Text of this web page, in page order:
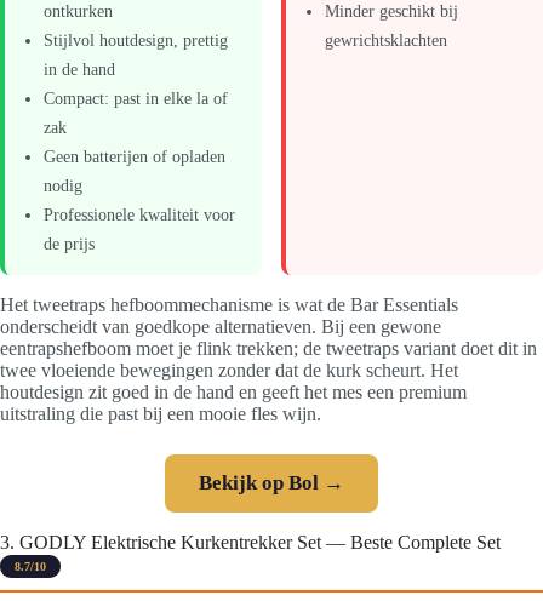
ontkurken
Stijlvol houtdesign, prettig
in de hand
Compact: past in elke la of
zak
Geen batterijen of opladen
nodig
Professionele kwaliteit voor
de prijs
Minder geschikt bij
gewrichtsklachten
Het tweetraps hefboommechanisme is wat de Bar Essentials
onderscheidt van goedkope alternatieven. Bij een gewone
eentrapshefboom moet je flink trekken; de tweetraps variant doet dit in
twee vloeiende bewegingen zonder dat de kurk scheurt. Het
houtdesign zit goed in de hand en geeft het mes een premium
uitstraling die past bij een mooie fles wijn.
Bekijk op Bol →
3. GODLY Elektrische Kurkentrekker Set — Beste Complete Set
8.7/10